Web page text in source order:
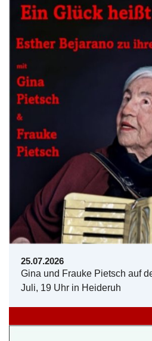
25.07.2026
Gina und Frauke Pietsch auf
Juli, 19 Uhr in Heideruh